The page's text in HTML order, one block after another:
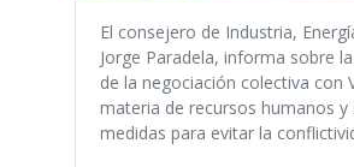
El consejero de Industria,
Jorge Paradela, informa sobre
de la negociación colectiva con
materia de recursos humanos y
medidas para evitar la